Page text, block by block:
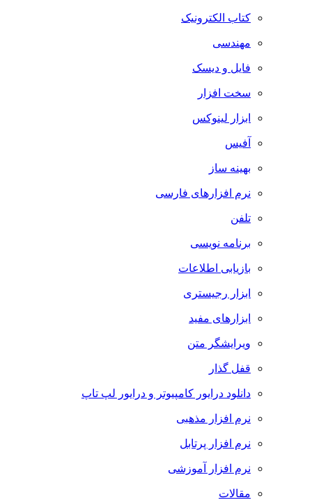
کتاب الکترونیک
مهندسی
فایل و دیسک
سخت افزار
ابزار لینوکس
آفیس
بهینه ساز
نرم افزارهای فارسی
تلفن
برنامه نویسی
بازیابی اطلاعات
ابزار رجیستری
ابزارهای مفید
ویرایشگر متن
قفل گذار
دانلود درایور کامپیوتر و درایور لپ تاپ
نرم افزار مذهبی
نرم افزار پرتابل
نرم افزار آموزشی
مقالات